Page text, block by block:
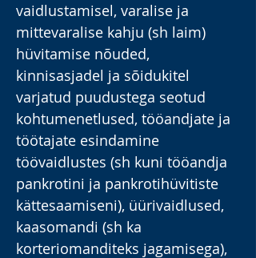
vaidlustamisel, varalise ja
mittevaralise kahju (sh laim)
hüvitamise nõuded,
kinnisasjadel ja sõidukitel
varjatud puudustega seotud
kohtumenetlused, tööandjate ja
töötajate esindamine
töövaidlustes (sh kuni tööandja
pankrotini ja pankrotihüvitiste
kättesaamiseni), üürivaidlused,
kaasomandi (sh ka
korteriomanditeks jagamisega),